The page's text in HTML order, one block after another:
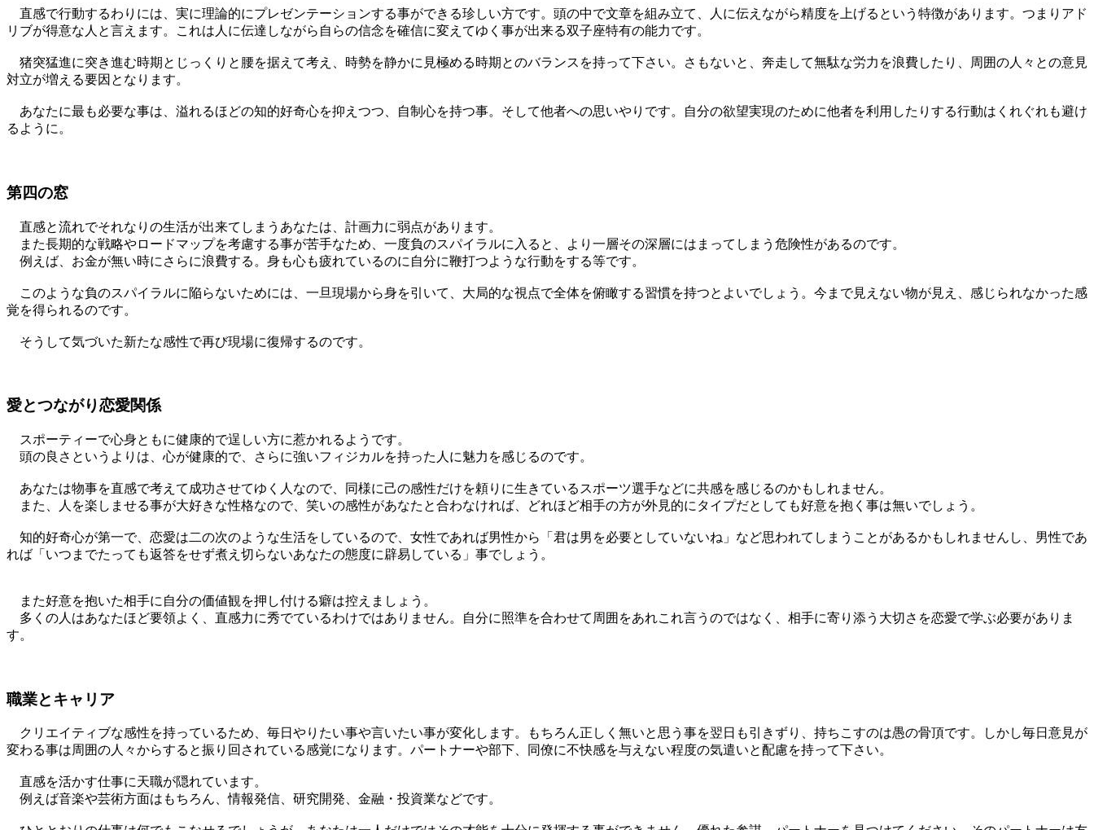
直感で行動するわりには、実に理論的にプレゼンテーションする事ができる珍しい方です。頭の中で文章を組み立て、人に伝えながら精度を上げるという特徴があります。つまりアド
リブが得意な人と言えます。これは人に伝達しながら自らの信念を確信に変えてゆく事が出来る双子座特有の能力です。
猪突猛進に突き進む時期とじっくりと腰を据えて考え、時勢を静かに見極める時期とのバランスを持って下さい。さもないと、奔走して無駄な労力を浪費したり、周囲の人々との意見
対立が増える要因となります。
あなたに最も必要な事は、溢れるほどの知的好奇心を抑えつつ、自制心を持つ事。そして他者への思いやりです。自分の欲望実現のために他者を利用したりする行動はくれぐれも避け
るように。
第四の窓
直感と流れでそれなりの生活が出来てしまうあなたは、計画力に弱点があります。
また長期的な戦略やロードマップを考慮する事が苦手なため、一度負のスパイラルに入ると、より一層その深層にはまってしまう危険性があるのです。
例えば、お金が無い時にさらに浪費する。身も心も疲れているのに自分に鞭打つような行動をする等です。
このような負のスパイラルに陥らないためには、一旦現場から身を引いて、大局的な視点で全体を俯瞰する習慣を持つとよいでしょう。今まで見えない物が見え、感じられなかった感
覚を得られるのです。
そうして気づいた新たな感性で再び現場に復帰するのです。
愛とつながり恋愛関係
スポーティーで心身ともに健康的で逞しい方に惹かれるようです。
頭の良さというよりは、心が健康的で、さらに強いフィジカルを持った人に魅力を感じるのです。
あなたは物事を直感で考えて成功させてゆく人なので、同様に己の感性だけを頼りに生きているスポーツ選手などに共感を感じるのかもしれません。
また、人を楽しませる事が大好きな性格なので、笑いの感性があなたと合わなければ、どれほど相手の方が外見的にタイプだとしても好意を抱く事は無いでしょう。
知的好奇心が第一で、恋愛は二の次のような生活をしているので、女性であれば男性から「君は男を必要としていないね」など思われてしまうことがあるかもしれませんし、男性であ
れば「いつまでたっても返答をせず煮え切らないあなたの態度に辟易している」事でしょう。
また好意を抱いた相手に自分の価値観を押し付ける癖は控えましょう。
多くの人はあなたほど要領よく、直感力に秀でているわけではありません。自分に照準を合わせて周囲をあれこれ言うのではなく、相手に寄り添う大切さを恋愛で学ぶ必要がありま
す。
職業とキャリア
クリエイティブな感性を持っているため、毎日やりたい事や言いたい事が変化します。もちろん正しく無いと思う事を翌日も引きずり、持ちこすのは愚の骨頂です。しかし毎日意見が
変わる事は周囲の人々からすると振り回されている感覚になります。パートナーや部下、同僚に不快感を与えない程度の気遣いと配慮を持って下さい。
直感を活かす仕事に天職が隠れています。
例えば音楽や芸術方面はもちろん、情報発信、研究開発、金融・投資業などです。